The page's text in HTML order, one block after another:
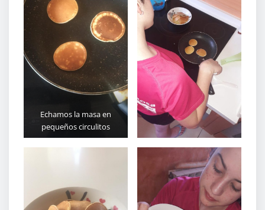
Echamos la masa en
pequeños circulitos